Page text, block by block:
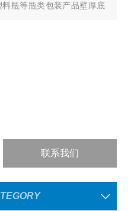
瓶等瓶类包装产品壁厚底
厚必要的仪器。
联系我们